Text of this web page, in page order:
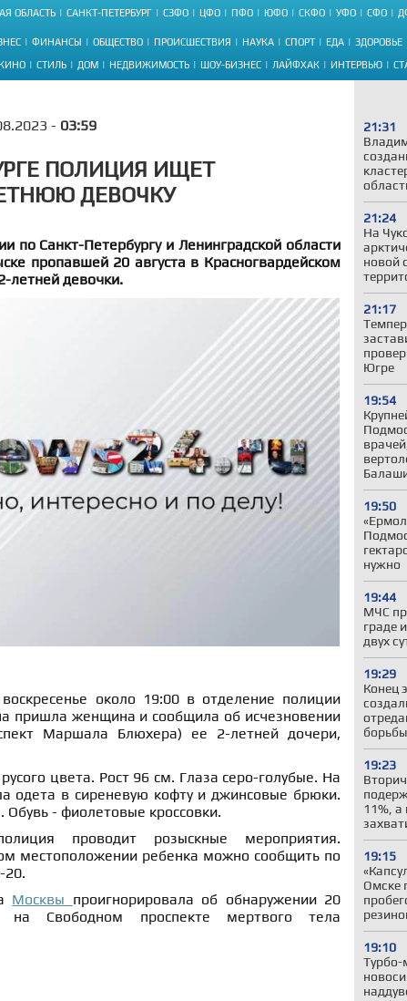
ОБЛАСТЬ САНКТ-ПЕТЕРБУРГ СЗФО ЦФО ПФО ЮФО СКФО УФО СФО
ФИНАНСЫ ОБЩЕСТВО ПРОИСШЕСТВИЯ НАУКА СПОРТ ЕДА ЗДОРОВЬЕ
КИНО СТИЛЬ ДОМ НЕДВИЖИМОСТЬ ШОУ-БИЗНЕС ЛАЙФХАК ИНТЕРВЬЮ
21:31
21:24
На
новой
21:17
Югре
19:54
19:50
нужно
19:44
МЧС
граде
двух
19:29
Конец
19:23
11%, а
19:15
Омске
19:10
Турбо-
- 03:59
ПОЛИЦИЯ ИЩЕТ
ДЕВОЧКУ
по Санкт-Петербургу и Ленинградской области
пропавшей 20 августа в Красногвардейском
летней девочки.
около 19:00 в отделение полиции
пришла женщина и сообщила об исчезновении
Маршала Блюхера) ее 2-летней дочери,
цвета. Рост 96 см. Глаза серо-голубые. На
одета в сиреневую кофту и джинсовые брюки.
- фиолетовые кроссовки.
проводит розыскные мероприятия.
местоположении ребенка можно сообщить по
20.
Москвы проигнорировала об обнаружении 20
Свободном проспекте мертвого тела